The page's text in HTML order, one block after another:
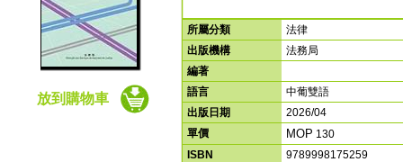
所屬分類
法律
出版機構
法務局
編著
語言
中葡雙語
出版日期
2026/04
單價
MOP 130
ISBN
9789998175259
放到購物車